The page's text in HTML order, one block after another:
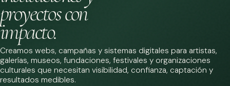
proyectos con
impacto.
Creamos webs, campañas y sistemas digitales para artistas,
galerías, museos, fundaciones, festivales y organizaciones
culturales que necesitan visibilidad, confianza, captación y
resultados medibles.